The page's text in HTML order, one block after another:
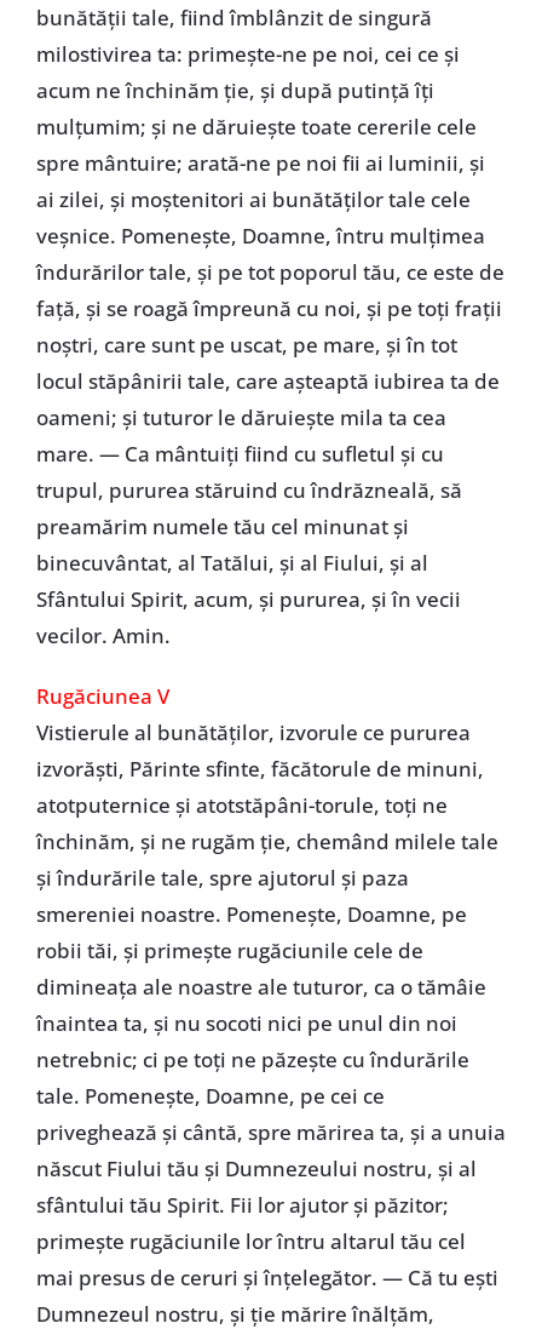
bunătății tale, fiind îmblânzit de singură
milostivirea ta: primește-ne pe noi, cei ce și
acum ne închinăm ție, și după putință îți
mulțumim; și ne dăruiește toate cererile cele
spre mântuire; arată-ne pe noi fii ai luminii, și
ai zilei, și moștenitori ai bunătăților tale cele
veșnice. Pomenește, Doamne, întru mulțimea
îndurărilor tale, și pe tot poporul tău, ce este de
față, și se roagă împreună cu noi, și pe toți frații
noștri, care sunt pe uscat, pe mare, și în tot
locul stăpânirii tale, care așteaptă iubirea ta de
oameni; și tuturor le dăruiește mila ta cea
mare. — Ca mântuiți fiind cu sufletul și cu
trupul, pururea stăruind cu îndrăzneală, să
preamărim numele tău cel minunat și
binecuvântat, al Tatălui, și al Fiului, și al
Sfântului Spirit, acum, și pururea, și în vecii
vecilor. Amin.
Rugăciunea V
Vistierule al bunătăților, izvorule ce pururea
izvorăști, Părinte sfinte, făcătorule de minuni,
atotputernice și atotstăpâni-torule, toți ne
închinăm, și ne rugăm ție, chemând milele tale
și îndurările tale, spre ajutorul și paza
smereniei noastre. Pomenește, Doamne, pe
robii tăi, și primește rugăciunile cele de
dimineața ale noastre ale tuturor, ca o tămâie
înaintea ta, și nu socoti nici pe unul din noi
netrebnic; ci pe toți ne păzește cu îndurările
tale. Pomenește, Doamne, pe cei ce
priveghează și cântă, spre mărirea ta, și a unuia
născut Fiului tău și Dumnezeului nostru, și al
sfântului tău Spirit. Fii lor ajutor și păzitor;
primește rugăciunile lor întru altarul tău cel
mai presus de ceruri și înțelegător. — Că tu ești
Dumnezeul nostru, și ție mărire înălțăm,